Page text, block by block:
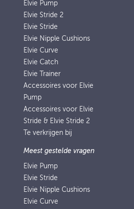
Elvie Pump
Elvie Stride 2
Elvie Stride
Elvie Nipple Cushions
Elvie Curve
Elvie Catch
Elvie Trainer
Accessoires voor Elvie
Pump
Accessoires voor Elvie
Stride & Elvie Stride 2
Te verkrijgen bij
Meest gestelde vragen
Elvie Pump
Elvie Stride
Elvie Nipple Cushions
Elvie Curve